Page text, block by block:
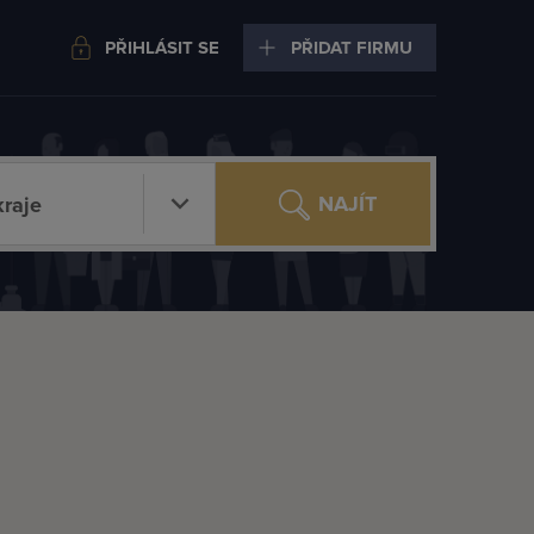
PŘIHLÁSIT SE PŘIDAT FIRMU
NAJÍT